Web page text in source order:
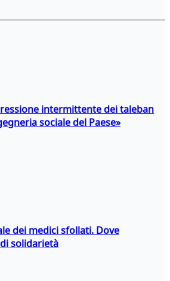
intermittente dei taleban
sociale del Paese»
dei medici sfollati. Dove
solidarietà